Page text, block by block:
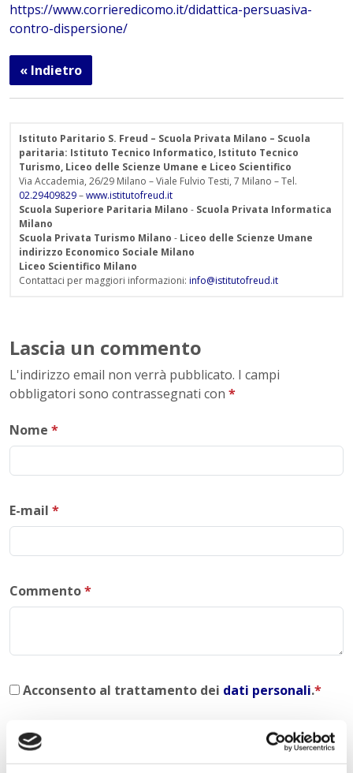
https://www.corrieredicomo.it/didattica-persuasiva-
contro-dispersione/
« Indietro
Istituto Paritario S. Freud – Scuola Privata Milano – Scuola
paritaria: Istituto Tecnico Informatico, Istituto Tecnico
Turismo, Liceo delle Scienze Umane e Liceo Scientifico
Via Accademia, 26/29 Milano – Viale Fulvio Testi, 7 Milano – Tel.
02.29409829–www.istitutofreud.it
Scuola Superiore Paritaria Milano - Scuola Privata Informatica
Milano
Scuola Privata Turismo Milano - Liceo delle Scienze Umane
indirizzo Economico Sociale Milano
Liceo Scientifico Milano
Contattaci per maggiori informazioni: info@istitutofreud.it
Lascia un commento
L'indirizzo email non verrà pubblicato. I campi
obbligatori sono contrassegnati con *
Nome *
E-mail *
Commento*
Acconsento al trattamento dei dati personali.*